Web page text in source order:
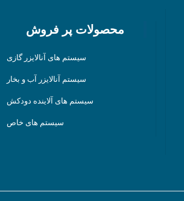
محصولات پر فروش
سیستم های آنالایزر گازی
سیستم آنالایزر آب و بخار
سیستم های آلاینده دودکش
سیستم های خاص